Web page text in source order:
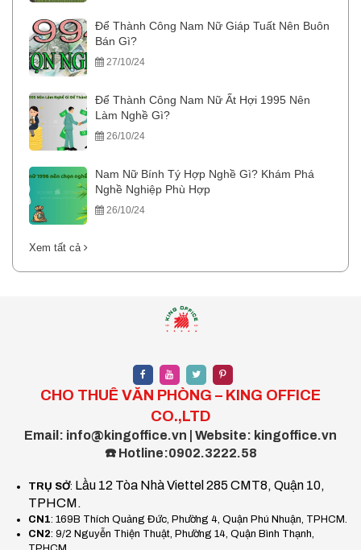
Để Thành Công Nam Nữ Giáp Tuất Nên Buôn
Bán Gì?
27/10/24
Để Thành Công Nam Nữ Ất Hợi 1995 Nên
Làm Nghề Gì?
26/10/24
Nam Nữ Bính Tý Hợp Nghề Gì? Khám Phá
Nghề Nghiệp Phù Hợp
26/10/24
Xem tất cả
CHO THUÊ VĂN PHÒNG – KING OFFICE
CO.,LTD
Email: info@kingoffice.vn | Website: kingoffice.vn
☎️ Hotline:0902.3222.58
TRỤ SỞ: Lầu 12 Tòa Nhà Viettel 285 CMT8, Quận 10,
TPHCM.
CN1: 169B Thích Quảng Đức, Phường 4, Quận Phú Nhuận, TPHCM.
CN2: 9/2 Nguyễn Thiện Thuật, Phường 14, Quận Bình Thạnh,